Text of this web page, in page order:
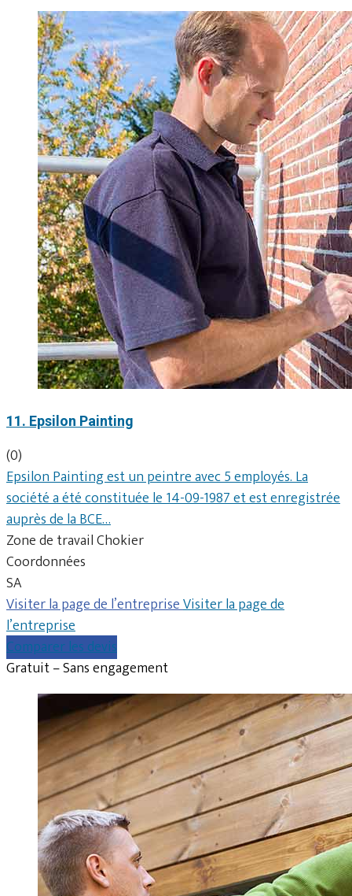
11. Epsilon Painting
(0)
Epsilon Painting est un peintre avec 5 employés. La
société a été constituée le 14-09-1987 et est enregistrée
auprès de la BCE…
Zone de travail Chokier
Coordonnées
SA
Visiter la page de l’entrepriseVisiter la page de
l’entreprise
Comparer les devis
Gratuit – Sans engagement